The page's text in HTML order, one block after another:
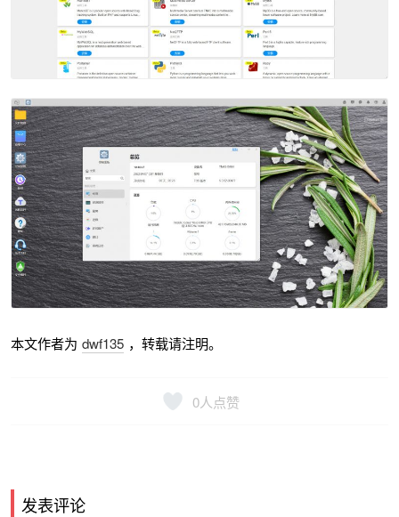
本文作者为 dwf135 ，转载请注明。
0人点赞
发表评论